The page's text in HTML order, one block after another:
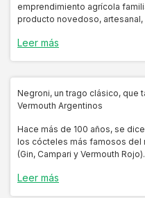
emprendimiento agrícola
producto novedoso, artesanal,
Leer más
Negroni, un trago clásico, que
Vermouth Argentinos
Hace más de 100 años, se
los cócteles más famosos del
(Gin, Campari y Vermouth
Leer más